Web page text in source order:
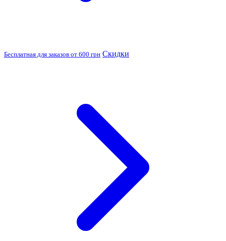
Бесплатная для заказов от 600 грн Скидки